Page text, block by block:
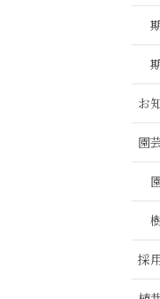
お
園
採